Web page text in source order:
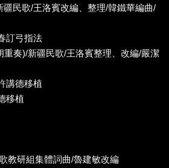
疆民歌/王洛賓改編、整理/韓鐵華編曲/
訂弓指法
重奏)/新疆民歌/王洛賓整理、改編/嚴潔
講德移植
移植
教研組集體詞曲/魯建敏改編